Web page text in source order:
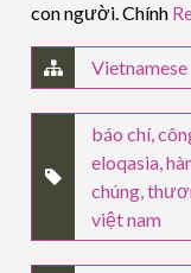
con người. Chính
Vietnamese
báo chí,
eloqasia,
chúng,
việt nam